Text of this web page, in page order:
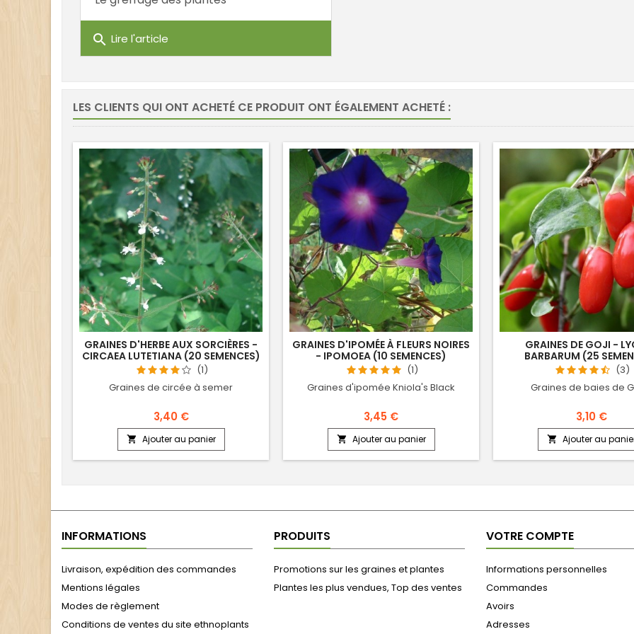
search Lire l'article
LES CLIENTS QUI ONT ACHETÉ CE PRODUIT ONT ÉGALEMENT ACHETÉ :
GRAINES D'HERBE AUX SORCIÈRES -
CIRCAEA LUTETIANA (20 SEMENCES)
(1)
Graines de circée à semer
3,40 €
 Ajouter au panier
GRAINES D'IPOMÉE À FLEURS NOIRES
- IPOMOEA (10 SEMENCES)
(1)
Graines d'ipomée Kniola's Black
3,45 €
 Ajouter au panier
GRAINES DE GOJI -
BARBARUM (25
(3)
Graines de baies de
3,10 €
 Ajouter au
INFORMATIONS
Livraison, expédition des commandes
Mentions légales
Modes de règlement
Conditions de ventes du site ethnoplants
PRODUITS
Promotions sur les graines et plantes
Plantes les plus vendues, Top des ventes
VOTRE COMPTE
Informations personnelles
Commandes
Avoirs
Adresses